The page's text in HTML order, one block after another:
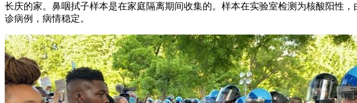
长庆的家。鼻咽拭子样本是在家庭隔离期间收集的。样本在实验室检测为核酸阳性
诊病例，病情稳定。